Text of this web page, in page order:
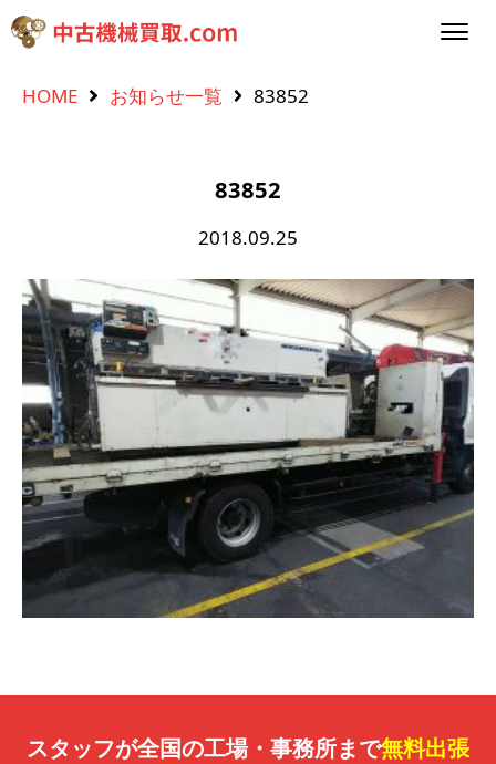
HOME お知らせ一覧 83852
83852
2018.09.25
スタッフが全国の工場・事務所まで無料出張